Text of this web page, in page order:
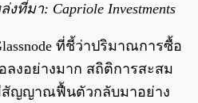
ที่มา: Capriole Investments
ที่ชี้ว่าปริมาณการซื้อ
งอย่างมาก สถิติการสะสม
สัญญาณฟื้นตัวกลับมาอย่าง